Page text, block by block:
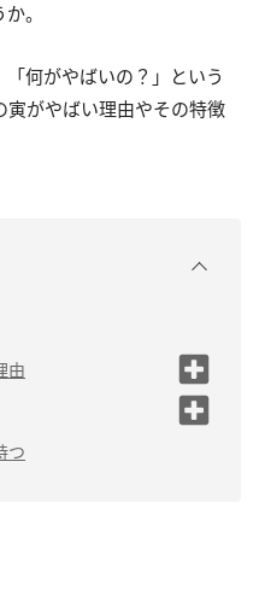
。
「何がやばいの？」という
がやばい理由やその特徴
由
迷信
つ